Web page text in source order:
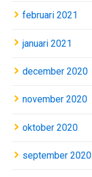
februari 2021
januari 2021
december 2020
november 2020
oktober 2020
september 2020